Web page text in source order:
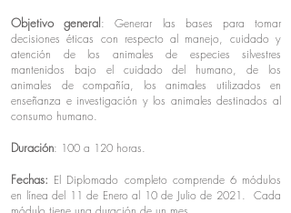
Objetivo general: Generar las bases para tomar
decisiones éticas con respecto al manejo, cuidado y
atención de los animales de especies silvestres
mantenidos bajo el cuidado del humano, de los
animales de compañía, los animales utilizados en
enseñanza e investigación y los animales destinados al
consumo humano.
Duración: 100 a 120 horas.
Fechas: El Diplomado completo comprende 6 módulos
en línea del 11 de Enero al 10 de Julio de 2021. Cada